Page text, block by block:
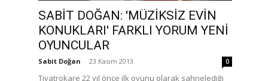
SABİT DOĞAN: 'MÜZİKSİZ EVİN
KONUKLARI' FARKLI YORUM YENİ
OYUNCULAR
Sabit Doğan - 23 Kasım 2013 0
Tiyatrokare 22 yıl önce ilk oyunu olarak sahnelediği